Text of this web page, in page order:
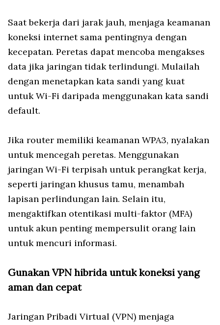
Saat bekerja dari jarak jauh, menjaga keamanan
koneksi internet sama pentingnya dengan
kecepatan. Peretas dapat mencoba mengakses
data jika jaringan tidak terlindungi. Mulailah
dengan menetapkan kata sandi yang kuat
untuk Wi-Fi daripada menggunakan kata sandi
default.
Jika router memiliki keamanan WPA3, nyalakan
untuk mencegah peretas. Menggunakan
jaringan Wi-Fi terpisah untuk perangkat kerja,
seperti jaringan khusus tamu, menambah
lapisan perlindungan lain. Selain itu,
mengaktifkan otentikasi multi-faktor (MFA)
untuk akun penting mempersulit orang lain
untuk mencuri informasi.
Gunakan VPN hibrida untuk koneksi yang
aman dan cepat
Jaringan Pribadi Virtual (VPN) menjaga